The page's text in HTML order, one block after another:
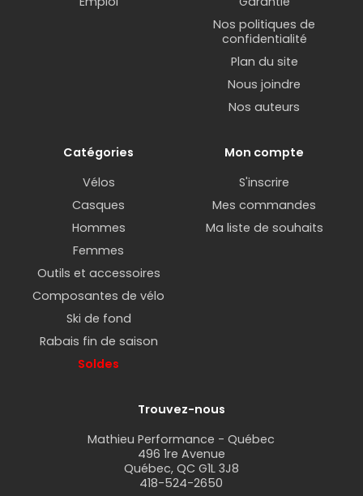
Nos politiques de
confidentialité
Plan du site
Nous joindre
Nos auteurs
Catégories
Vélos
Casques
Hommes
Femmes
Outils et accessoires
Composantes de vélo
Ski de fond
Rabais fin de saison
Soldes
Mon compte
S'inscrire
Mes commandes
Ma liste de souhaits
Trouvez-nous
Mathieu Performance - Québec
496 1re Avenue
Québec, QC G1L 3J8
418-524-2650